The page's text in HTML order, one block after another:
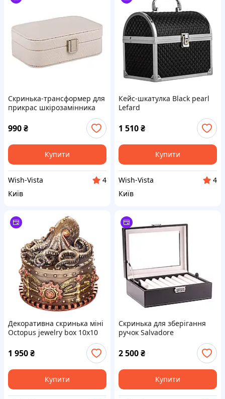
Скринька-трансформер для
прикрас шкірозамінника
990₴
Купити
Wish-Vista
4
Київ
Кейс-шкатулка Black pearl
Lefard
1 510₴
Купити
Wish-Vista
4
Київ
Декоративна скринька міні
Octopus jewelry box 10х10
1 950₴
Купити
Скринька для зберігання
ручок Salvadore
2 500₴
Купити